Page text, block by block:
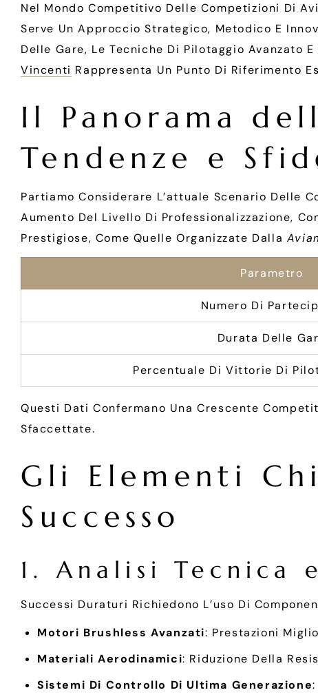
Nel Mondo Competitivo Delle Competizioni Di
Serve Un Approccio Strategico, Metodico E
Delle Gare, Le Tecniche Di Pilotaggio Avanzato
Vincenti Rappresenta Un Punto Di Riferimento
Il Panorama
Tendenze e
Partiamo Considerare L’attuale Scenario Delle
Aumento Del Livello Di Professionalizzazione,
Prestigiose, Come Quelle Organizzate Dalla
Parametro
Numero Di
Durata Delle
Percentuale Di Vittorie Di
Questi Dati Confermano Una Crescente
Sfaccettate.
Gli Elementi
Successo
1. Analisi Tecnica
Successi Duraturi Richiedono L’uso Di
Motori Brushless Avanzati: Prestazioni
Materiali Aerodinamici: Riduzione Della
Sistemi Di Controllo Di Ultima Generazione